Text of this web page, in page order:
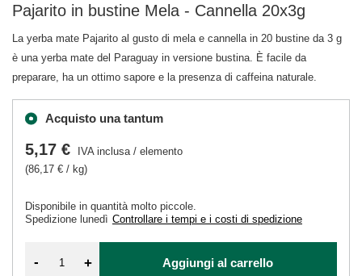
Pajarito in bustine Mela - Cannella 20x3g
La yerba mate Pajarito al gusto di mela e cannella in 20 bustine da 3 g
è una yerba mate del Paraguay in versione bustina. È facile da
preparare, ha un ottimo sapore e la presenza di caffeina naturale.
Acquisto una tantum
Disponibile in quantità molto piccole
Spedizione lunedì Controllare i tempi e i costi di spedizione
5,17 € IVA inclusa/ elemento
(86,17 € / kg)
- + Aggiungi al carrello